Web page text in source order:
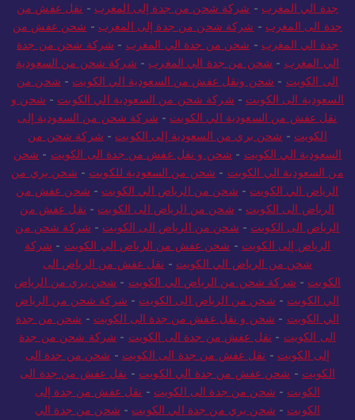
جدة الي المغرب - شركة شحن من جدة إلى المغرب - نقل عفش من
جدة الى المغرب - شركة شحن من جدة إلى المغرب - شحن عفش من
جدة الي المغرب - شحن من جدة الي المغرب - شركة شحن من جدة
الي المغرب - شحن من جدة الي المغرب - شركة شحن من السعودية
الى الكويت - شحن ونقل عفش من السعودية الي الكويت - شحن من
السعودية الى الكويت - شركة شحن من السعودية الي الكويت - شحن و
نقل عفش من السعودية الي الكويت - شركة شحن من السعودية إلى
الكويت - شحن بري من السعودية إلى الكويت - شركة شحن من
السعودية الي الكويت - شحن و نقل عفش من جدة الى الكويت - شحن
من السعودية الي الكويت - شحن من السعودية للكويت - شحن بري من
الرياض الي الكويت - شحن من الرياض الي الكويت - شحن عفش من
الرياض الى الكويت - شحن من الرياض الى الكويت - نقل عفش من
الرياض الى الكويت - شحن من الرياض الى الكويت - شركة شحن من
الرياض إلى الكويت - شحن عفش من الرياض الي الكويت - شركة
شحن من الرياض الي الكويت - نقل عفش من الرياض الى
الكويت - شركة شحن من الرياض الي الكويت - شحن بري من الرياض
الي الكويت - شحن من الرياض الى الكويت - شركة شحن من الرياض
الي الكويت - شحن و نقل عفش من جدة الى الكويت - شحن من جدة
الى الكويت - نقل عفش من جدة الى الكويت - شركة شحن من جدة
إلى الكويت - نقل عفش من جدة الى الكويت - شحن من جدة الى
الكويت - شحن عفش من جدة الي الكويت - نقل عفش من جدة الى
الكويت - شحن من جدة الى الكويت - نقل عفش من جدة إلى
الكويت - شحن بري من جدة الي الكويت - شحن من جدة الي